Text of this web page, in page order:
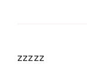
zzzzz